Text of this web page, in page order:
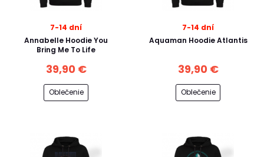
7-14 dní
Annabelle Hoodie You
Bring Me To Life
39,90 €
Oblečenie
7-14 dní
Aquaman Hoodie Atlantis
39,90 €
Oblečenie